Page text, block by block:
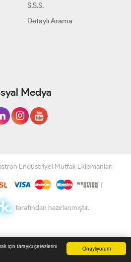
Onaylıyorum
için tarayıcı çerezlerini
S.S.S.
Detaylı Arama
Medya
Endüstriyel Mutfak Ekipmanları
tarafından hazırlanmıştır.
Sipariş Takibi İletişim